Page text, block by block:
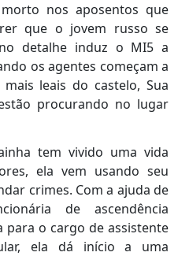
nos aposentos que
que o jovem russo se
detalhe induz o MI5 a
os agentes começam a
leais do castelo, Sua
procurando no lugar
tem vivido uma vida
ela vem usando seu
crimes. Com a ajuda de
de ascendência
para o cargo de assistente
ela dá início a uma